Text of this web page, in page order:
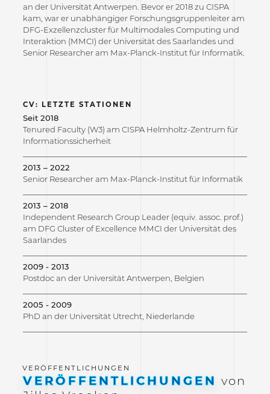
an der Universität Antwerpen. Bevor er 2018 zu CISPA
kam, war er unabhängiger Forschungsgruppenleiter am
DFG-Exzellenzcluster für Multimodales Computing und
Interaktion (MMCI) der Universität des Saarlandes und
Senior Researcher am Max-Planck-Institut für Informatik.
CV: LETZTE STATIONEN
Seit 2018
Tenured Faculty (W3) am CISPA Helmholtz-Zentrum für
Informationssicherheit
2013 – 2022
Senior Researcher am Max-Planck-Institut für Informatik
2013 – 2018
Independent Research Group Leader (equiv. assoc. prof.)
am DFG Cluster of Excellence MMCI der Universität des
Saarlandes
2009 - 2013
Postdoc an der Universität Antwerpen, Belgien
2005 - 2009
PhD an der Universität Utrecht, Niederlande
VERÖFFENTLICHUNGEN von